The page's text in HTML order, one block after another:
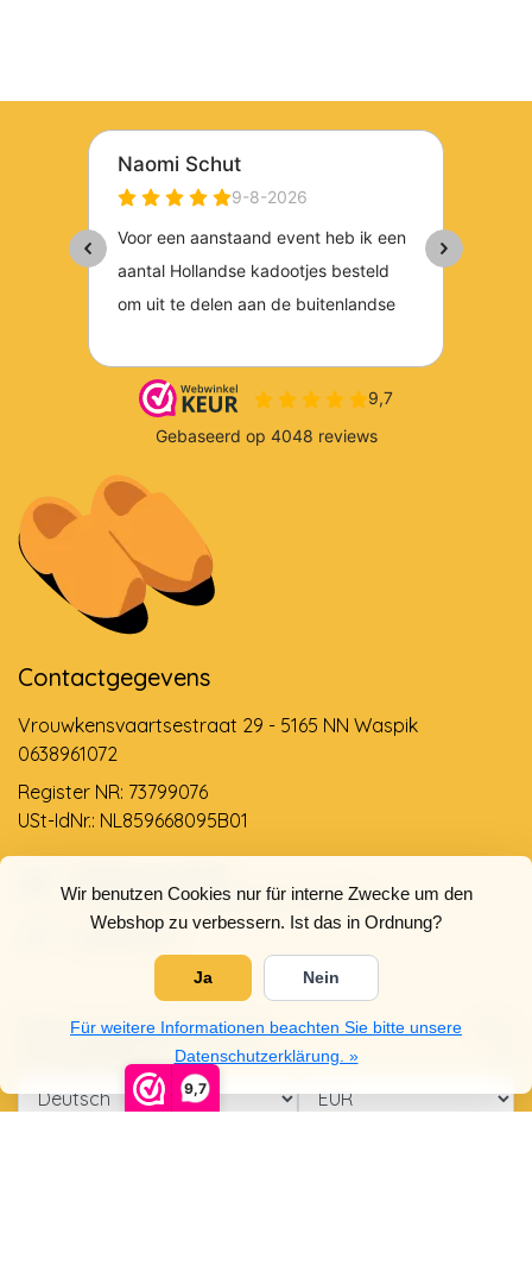
9,7
Wir benutzen Cookies nur für interne Zwecke um den
Webshop zu verbessern. Ist das in Ordnung?
Ja Nein
Für weitere Informationen beachten Sie bitte unsere
Datenschutzerklärung. »
Contactgegevens
Vrouwkensvaartsestraat 29 - 5165 NN Waspik
0638961072
Register NR: 73799076
USt-IdNr.: NL859668095B01
info@dehollandseklompenwinkel.nl
0638961072
ÖffnungszeitenSocials
Kundendienst